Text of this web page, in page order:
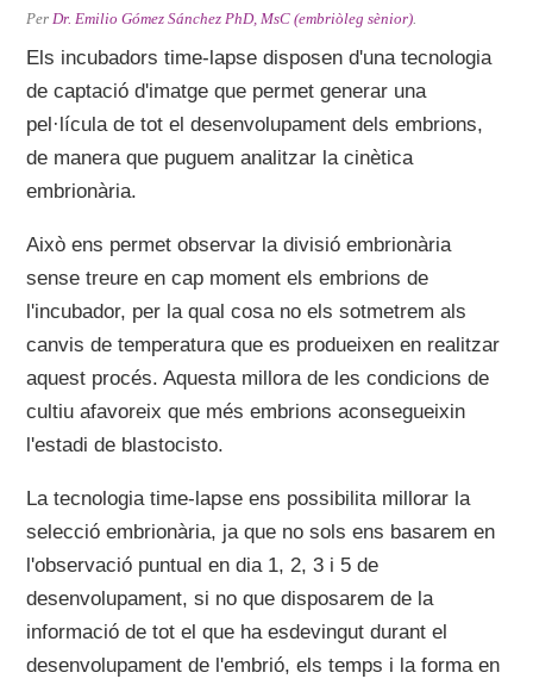
Per Dr. Emilio Gómez Sánchez PhD, MsC (embriòleg sènior)
Els incubadors time-lapse disposen d'una tecnologia
de captació d'imatge que permet generar una
pel·lícula de tot el desenvolupament dels embrions,
de manera que puguem analitzar la cinètica
embrionària.
Això ens permet observar la divisió embrionària
sense treure en cap moment els embrions de
l'incubador, per la qual cosa no els sotmetrem als
canvis de temperatura que es produeixen en realitzar
aquest procés. Aquesta millora de les condicions de
cultiu afavoreix que més embrions aconsegueixin
l'estadi de blastocisto.
La tecnologia time-lapse ens possibilita millorar la
selecció embrionària, ja que no sols ens basarem en
l'observació puntual en dia 1, 2, 3 i 5 de
desenvolupament, si no que disposarem de la
informació de tot el que ha esdevingut durant el
desenvolupament de l'embrió, els temps i la forma en